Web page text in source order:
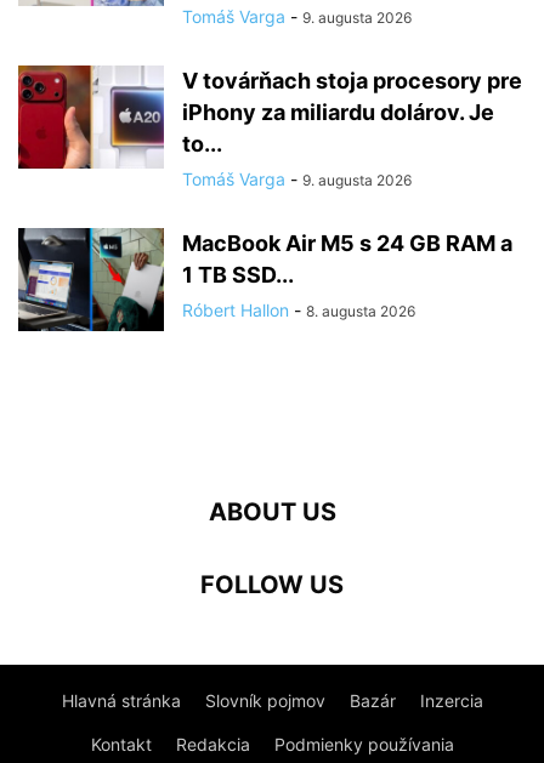
Tomáš Varga - 9. augusta 2026
V továrňach stoja procesory pre
iPhony za miliardu dolárov. Je
to...
Tomáš Varga - 9. augusta 2026
MacBook Air M5 s 24 GB RAM a
1 TB SSD...
Róbert Hallon - 8. augusta 2026
ABOUT US
FOLLOW US
Hlavná stránka Slovník pojmov Bazár Inzercia
Kontakt Redakcia Podmienky používania